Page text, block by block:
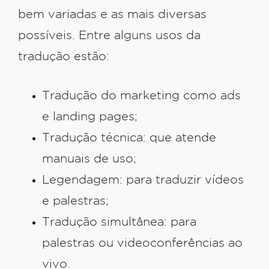
bem variadas e as mais diversas
possíveis. Entre alguns usos da
tradução estão:
Tradução do marketing como ads
e landing pages;
Tradução técnica: que atende
manuais de uso;
Legendagem: para traduzir vídeos
e palestras;
Tradução simultânea: para
palestras ou videoconferências ao
vivo.